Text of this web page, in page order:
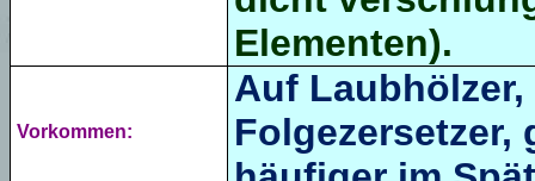
Elementen).
Vorkommen:
Auf